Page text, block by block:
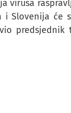
virusa
i Slovenija će
predsjednik